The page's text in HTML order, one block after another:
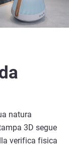
natura
3D segue
verifica fisica